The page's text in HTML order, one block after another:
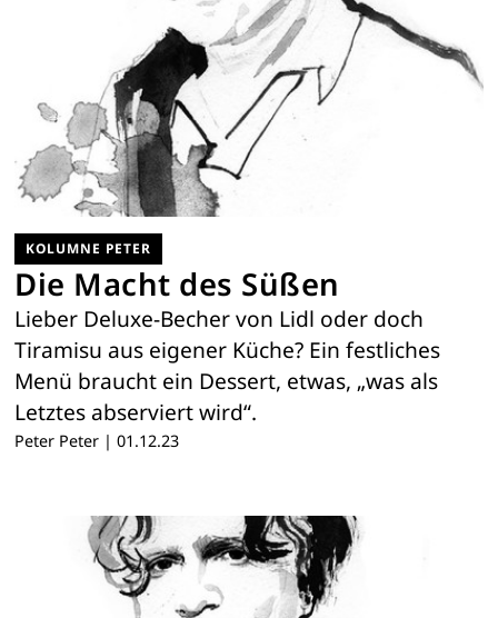
KOLUMNE PETER
Die Macht des Süßen
Lieber Deluxe-Becher von Lidl oder doch
Tiramisu aus eigener Küche? Ein festliches
Menü braucht ein Dessert, etwas, „was als
Letztes abserviert wird“.
Peter Peter | 01.12.23